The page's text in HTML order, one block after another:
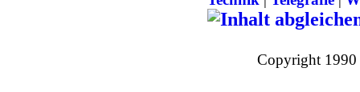
Copyright 1990